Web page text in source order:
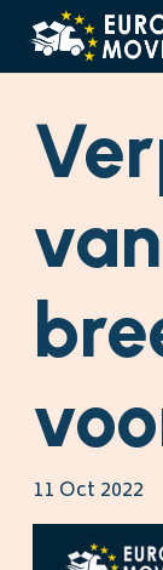
van
11 Oct 2022